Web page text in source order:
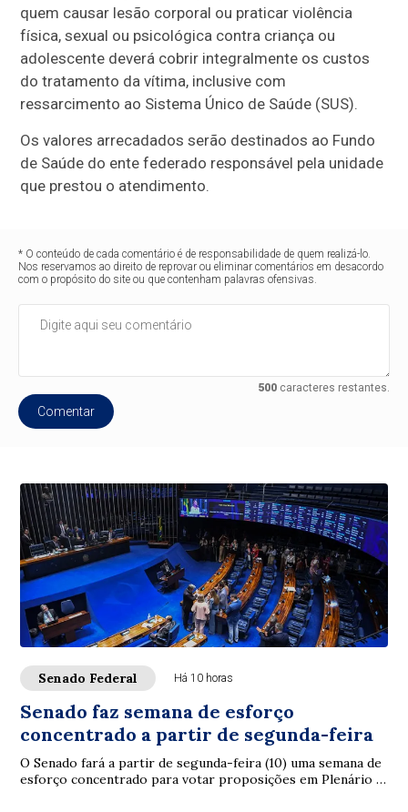
quem causar lesão corporal ou praticar violência
física, sexual ou psicológica contra criança ou
adolescente deverá cobrir integralmente os custos
do tratamento da vítima, inclusive com
ressarcimento ao Sistema Único de Saúde (SUS).
Os valores arrecadados serão destinados ao Fundo
de Saúde do ente federado responsável pela unidade
que prestou o atendimento.
* O conteúdo de cada comentário é de responsabilidade de quem realizá-lo.
Nos reservamos ao direito de reprovar ou eliminar comentários em desacordo
com o propósito do site ou que contenham palavras ofensivas.
500caracteres restantes.
Comentar
Senado Federal Há 10 horas
Senado faz semana de esforço
concentrado a partir de segunda-feira
O Senado fará a partir de segunda-feira (10) uma semana de
esforço concentrado para votar proposições em Plenário e